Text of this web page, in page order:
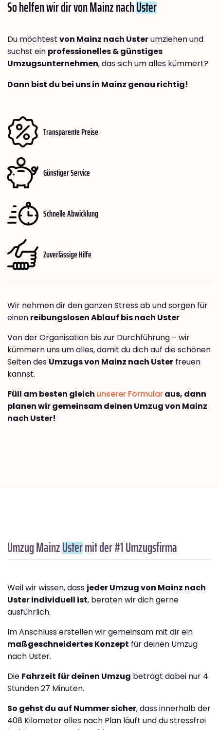
So helfen wir dir von Mainz nachUster
Du möchtest von Mainz nach Usterumziehen und
suchst ein professionelles & günstiges
Umzugsunternehmen, das sich um alles kümmert?
Dann bist du bei uns in Mainz genau richtig!
Transparente Preise
Günstiger Service
Schnelle Abwicklung
Zuverlässige Hilfe
Wir nehmen dir den ganzen Stress ab und sorgen für
einen reibungslosen Ablauf bis nach Uster
Von der Organisation bis zur Durchführung – wir
kümmern uns um alles, damit du dich auf die schönen
Seiten des Umzugs von Mainz nach Uster freuen
kannst.
Füll am besten gleich unserer Formularaus, dann
planen wir gemeinsam deinen Umzug von Mainz
nach Uster!
Umzug MainzUstermit der #1 Umzugsfirma
Weil wir wissen, dass jeder Umzug von Mainz nach
Uster individuell ist, beraten wir dich gerne
ausführlich.
Im Anschluss erstellen wir gemeinsam mit dir ein
maßgeschneidertes Konzept für deinen Umzug
nach Uster.
Die Fahrzeit für deinen Umzug beträgt dabei nur 4
Stunden 27 Minuten.
So gehst du auf Nummer sicher, dass innerhalb der
408 Kilometer alles nach Plan läuft und du stressfrei